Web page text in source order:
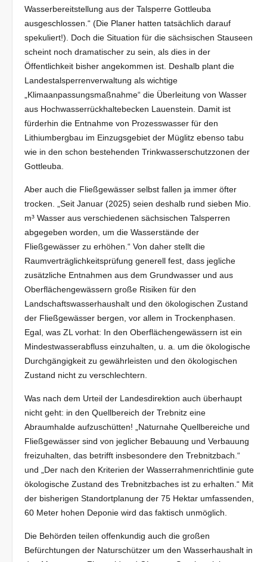
Wasserbereitstellung aus der Talsperre Gottleuba
ausgeschlossen.“ (Die Planer hatten tatsächlich darauf
spekuliert!). Doch die Situation für die sächsischen Stauseen
scheint noch dramatischer zu sein, als dies in der
Öffentlichkeit bisher angekommen ist. Deshalb plant die
Landestalsperrenverwaltung als wichtige
„Klimaanpassungsmaßnahme“ die Überleitung von Wasser
aus Hochwasserrückhaltebecken Lauenstein. Damit ist
fürderhin die Entnahme von Prozesswasser für den
Lithiumbergbau im Einzugsgebiet der Müglitz ebenso tabu
wie in den schon bestehenden Trinkwasserschutzzonen der
Gottleuba.
Aber auch die Fließgewässer selbst fallen ja immer öfter
trocken. „Seit Januar (2025) seien deshalb rund sieben Mio.
m³ Wasser aus verschiedenen sächsischen Talsperren
abgegeben worden, um die Wasserstände der
Fließgewässer zu erhöhen.“ Von daher stellt die
Raumverträglichkeitsprüfung generell fest, dass jegliche
zusätzliche Entnahmen aus dem Grundwasser und aus
Oberflächengewässern große Risiken für den
Landschaftswasserhaushalt und den ökologischen Zustand
der Fließgewässer bergen, vor allem in Trockenphasen.
Egal, was ZL vorhat: In den Oberflächengewässern ist ein
Mindestwasserabfluss einzuhalten, u. a. um die ökologische
Durchgängigkeit zu gewährleisten und den ökologischen
Zustand nicht zu verschlechtern.
Was nach dem Urteil der Landesdirektion auch überhaupt
nicht geht: in den Quellbereich der Trebnitz eine
Abraumhalde aufzuschütten! „Naturnahe Quellbereiche und
Fließgewässer sind von jeglicher Bebauung und Verbauung
freizuhalten, das betrifft insbesondere den Trebnitzbach.“
und „Der nach den Kriterien der Wasserrahmenrichtlinie gute
ökologische Zustand des Trebnitzbaches ist zu erhalten.“ Mit
der bisherigen Standortplanung der 75 Hektar umfassenden,
60 Meter hohen Deponie wird das faktisch unmöglich.
Die Behörden teilen offenkundig auch die großen
Befürchtungen der Naturschützer um den Wasserhaushalt in